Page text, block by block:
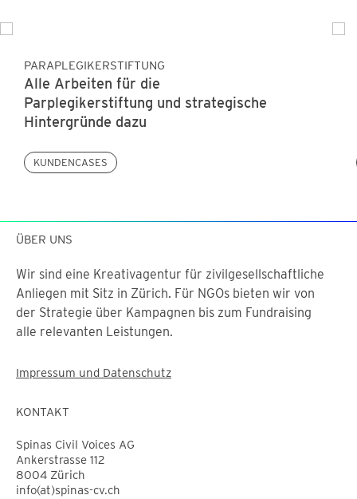
PARAPLEGIKERSTIFTUNG
Alle Arbeiten für die
Parplegikerstiftung und strategische
Hintergründe dazu
KUNDENCASES
ÜBER UNS
Wir sind eine Kreativagentur für zivilgesellschaftliche
Anliegen mit Sitz in Zürich. Für NGOs bieten wir von
der Strategie über Kampagnen bis zum Fundraising
alle relevanten Leistungen.
Impressum und Datenschutz
KONTAKT
Spinas Civil Voices AG
Ankerstrasse 112
8004 Zürich
info(at)spinas-cv.ch